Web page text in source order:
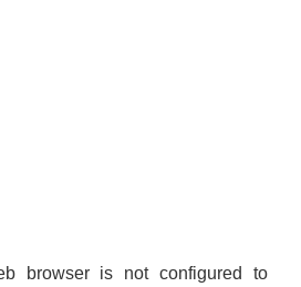
browser is not configured to